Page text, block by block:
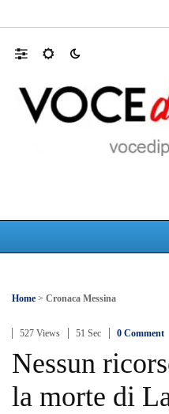
Home > Cronaca Messina
527 Views 51 Sec 0 Comment
Nessun
la morte di